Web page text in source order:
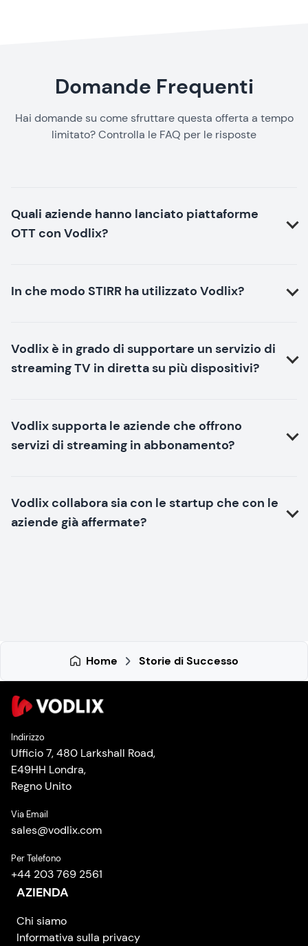
Domande Frequenti
Hai domande su come sfruttare questa offerta a tempo
limitato? Controlla le FAQ per le risposte
Quali aziende hanno lanciato piattaforme
OTT con Vodlix?
In che modo STIRR ha utilizzato Vodlix?
Vodlix è in grado di supportare un servizio di
streaming TV in diretta su più dispositivi?
Vodlix supporta le aziende che offrono
servizi di streaming in abbonamento?
Vodlix collabora sia con le startup che con le
aziende già affermate?
Home Storie di Successo
Indirizzo
Ufficio 7, 480 Larkshall Road,
E49HH Londra,
Regno Unito
Via Email
sales@vodlix.com
Per Telefono
+44 203 769 2561
AZIENDA
Chi siamo
Informativa sulla privacy